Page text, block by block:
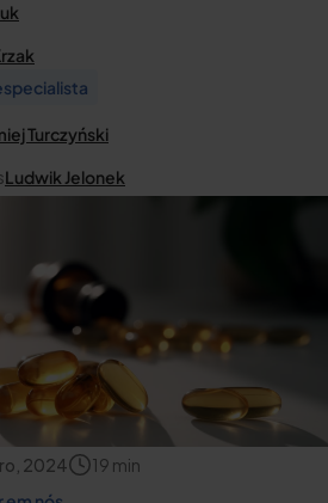
Turczyński
Ludwik Jelonek
2024 19 min